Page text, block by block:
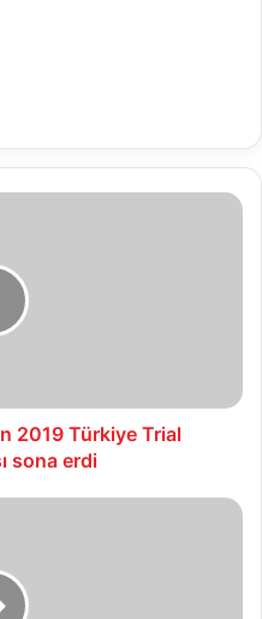
2019 Türkiye Trial
sona erdi